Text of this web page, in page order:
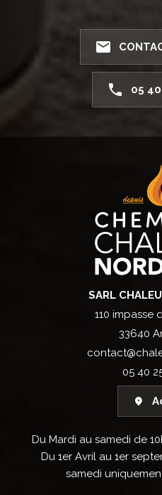
email
phone 05
SARL
110 impasse
33640
05 40
Du Mardi au samedi de
Du 1er Avril au 1er
samedi